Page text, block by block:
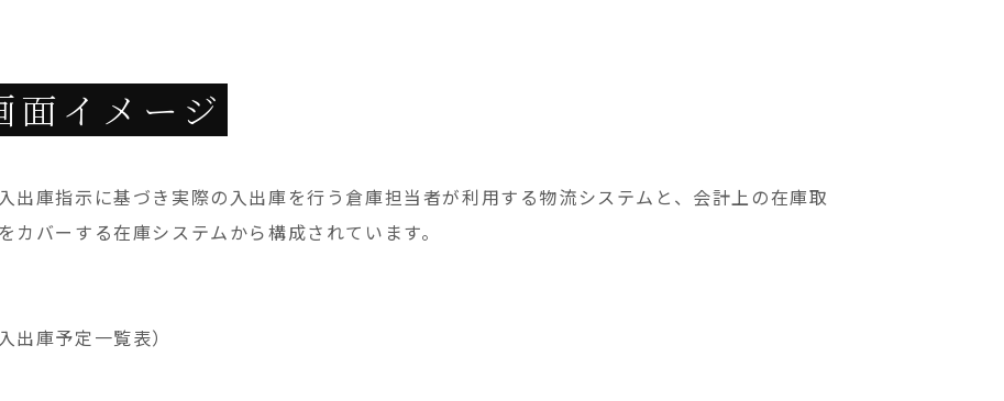
面イメージ
庫指示に基づき実際の入出庫を行う倉庫担当者が利用する物流システムと、 会計上の在庫取
バーする在庫システムから構成されています。
出庫予定一覧表）